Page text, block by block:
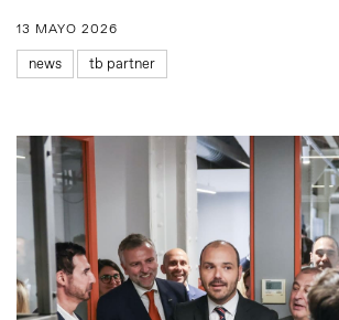
13 MAYO 2026
news tb partner